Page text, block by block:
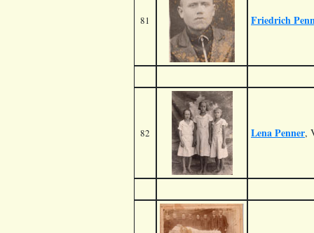
81 Friedrich
82 Lena Penner,